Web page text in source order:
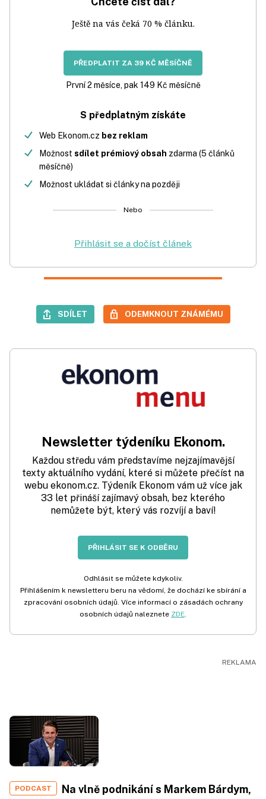
Ještě na vás čeká 70 % článku.
PŘEDPLATIT ZA 39 KČ MĚSÍČNĚ
První 2 měsíce, pak 149 Kč měsíčně
S předplatným získáte
Web Ekonom.cz bez reklam
Možnost sdílet prémiový obsah zdarma (5 článků
měsíčně)
Možnost ukládat si články na později
Nebo
Přihlásit se a dočíst článek
SDÍLET ODEMKNOUT ZNÁMÉMU
Newsletter týdeníku Ekonom.
Každou středu vám představíme nejzajímavější
texty aktuálního vydání, které si můžete přečíst na
webu ekonom.cz. Týdeník Ekonom vám už více jak
33 let přináší zajímavý obsah, bez kterého
nemůžete být, který vás rozvíjí a baví!
PŘIHLÁSIT SE K ODBĚRU
Odhlásit se můžete kdykoliv.
Přihlášením k newsletteru beru na vědomí, že dochází ke sbírání a
zpracování osobních údajů. Více informací o zásadách ochrany
osobních údajů naleznete ZDE.
PODCAST
Na vlně podnikání s Markem Bárdym,